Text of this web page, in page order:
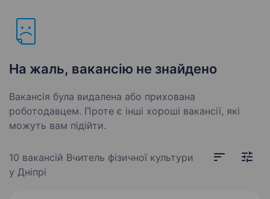
На жаль, вакансію не знайдено
Вакансія була видалена або прихована
роботодавцем. Проте є інші хороші вакансії, які
можуть вам підійти.
10 вакансій Вчитель фізичної культури
у Дніпрі